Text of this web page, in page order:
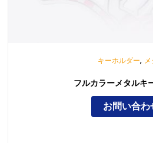
キーホルダー,
フルカラーメタルキ
お問い合わ